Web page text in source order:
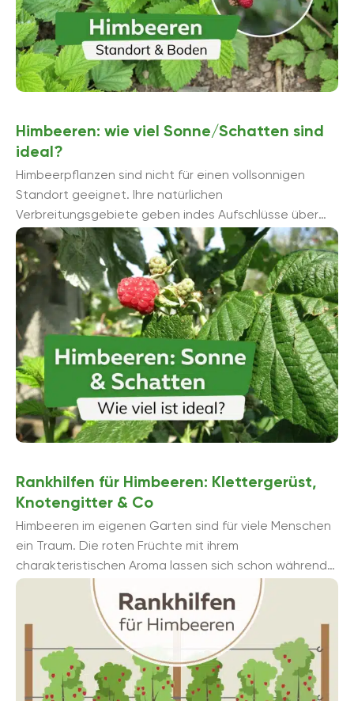
Himbeeren: wie viel Sonne/Schatten sind
ideal?
Himbeerpflanzen sind nicht für einen vollsonnigen
Standort geeignet. Ihre natürlichen
Verbreitungsgebiete geben indes Aufschlüsse über
die Ansprüche der Beerensträucher. Etwas Schatten
unterstützt insofern ein ...
Rankhilfen für Himbeeren: Klettergerüst,
Knotengitter & Co
Himbeeren im eigenen Garten sind für viele Menschen
ein Traum. Die roten Früchte mit ihrem
charakteristischen Aroma lassen sich schon während
der Ernte verzehren und danach zu ...